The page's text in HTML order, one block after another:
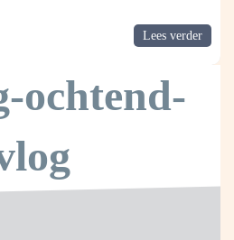
Lees verder
ochtend-